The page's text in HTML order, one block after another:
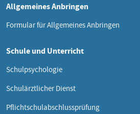
Allgemeines Anbringen
Formular für Allgemeines Anbringen
Schule und Unterricht
Schulpsychologie
Schulärztlicher Dienst
Pflichtschulabschlussprüfung